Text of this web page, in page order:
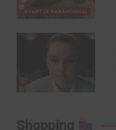
Shopping